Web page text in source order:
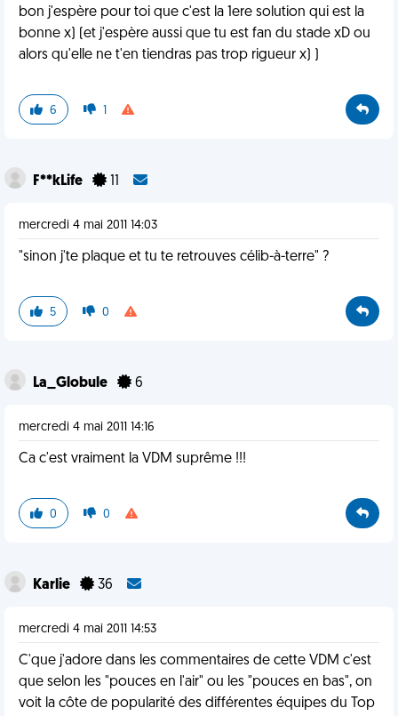
bon j'espère pour toi que c'est la 1ere solution qui est la
bonne x) (et j'espère aussi que tu est fan du stade xD ou
alors qu'elle ne t'en tiendras pas trop rigueur x) )
6 1
F**kLife
mercredi 4 mai 2011 14:03
"sinon j'te plaque et tu te retrouves célib-à-terre" ?
5 0
La_Globule 6
mercredi 4 mai 2011 14:16
Ca c'est vraiment la VDM suprême !!!
0 0
Karlie 36
mercredi 4 mai 2011 14:53
C'que j'adore dans les commentaires de cette VDM c'est
que selon les "pouces en l'air" ou les "pouces en bas", on
voit la côte de popularité des différentes équipes du Top